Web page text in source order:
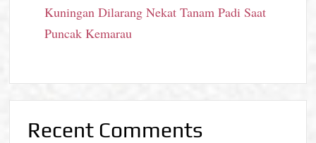
Kuningan Dilarang Nekat Tanam Padi Saat
Puncak Kemarau
Recent Comments